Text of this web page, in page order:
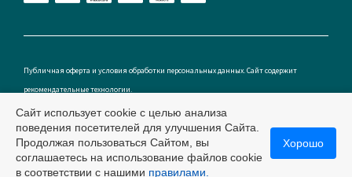
Публичная оферта и условия обработки персональных данных. Сайт содержит
рекомендательные технологии.
Россия
Сайт использует cookie с целью анализа
поведения посетителей для улучшения Сайта.
Продолжая пользоваться Сайтом, вы
соглашаетесь на использование файлов cookie
в соответствии с нашими правилами.
Хорошо